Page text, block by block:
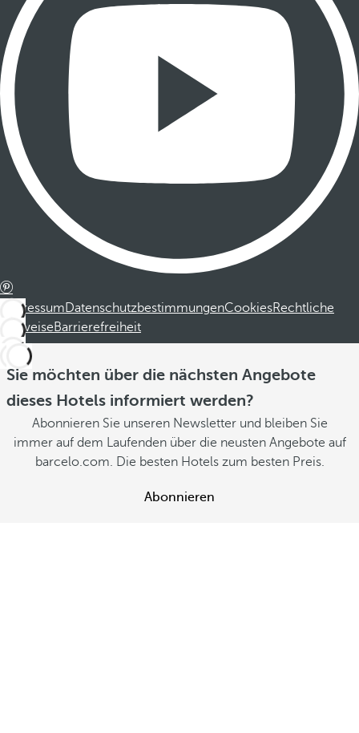
ImpressumDatenschutzbestimmungenCookiesRechtliche
HinweiseBarrierefreiheit
Sie möchten über die nächsten Angebote
dieses Hotels informiert werden?
Abonnieren Sie unseren Newsletter und bleiben Sie
immer auf dem Laufenden über die neusten Angebote auf
barcelo.com. Die besten Hotels zum besten Preis.
Abonnieren